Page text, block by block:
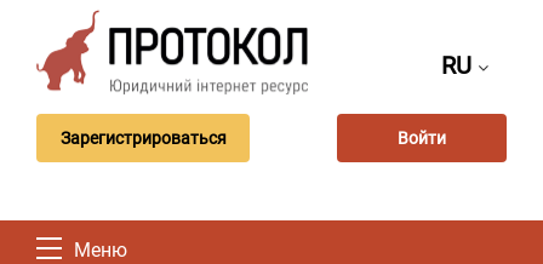
RU
Зарегистрироваться Войти
Меню